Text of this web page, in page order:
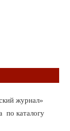
журнал»
по каталогу